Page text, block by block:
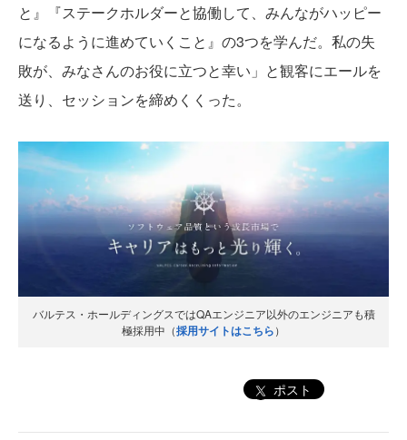
と』『ステークホルダーと協働して、みんながハッピー
になるように進めていくこと』の3つを学んだ。私の失
敗が、みなさんのお役に立つと幸い」と観客にエールを
送り、セッションを締めくくった。
バルテス・ホールディングスではQAエンジニア以外のエンジニアも積
極採用中（採用サイトはこちら）
ポスト